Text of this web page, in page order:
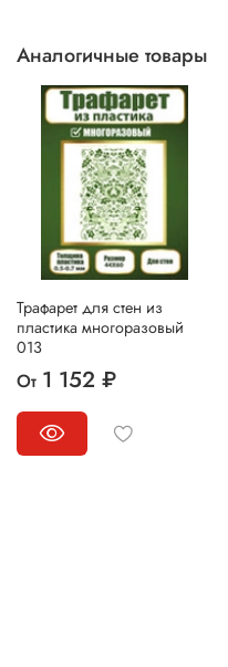
Аналогичные товары
Трафарет для стен из
пластика многоразовый
013
От 1 152 ₽